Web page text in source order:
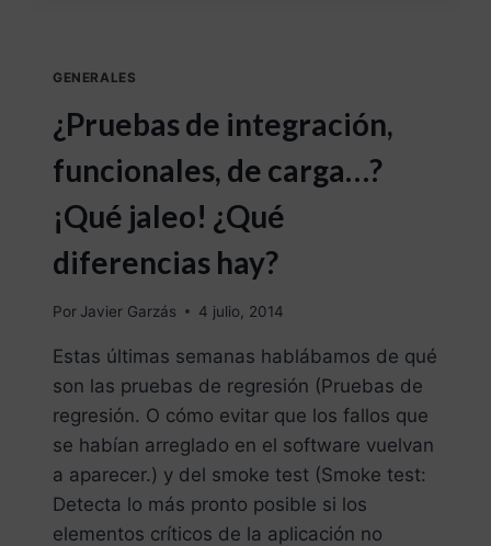
GENERALES
¿Pruebas de integración,
funcionales, de carga…?
¡Qué jaleo! ¿Qué
diferencias hay?
Por Javier Garzás 4 julio, 2014
Estas últimas semanas hablábamos de qué
son las pruebas de regresión (Pruebas de
regresión. O cómo evitar que los fallos que
se habían arreglado en el software vuelvan
a aparecer.) y del smoke test (Smoke test:
Detecta lo más pronto posible si los
elementos críticos de la aplicación no